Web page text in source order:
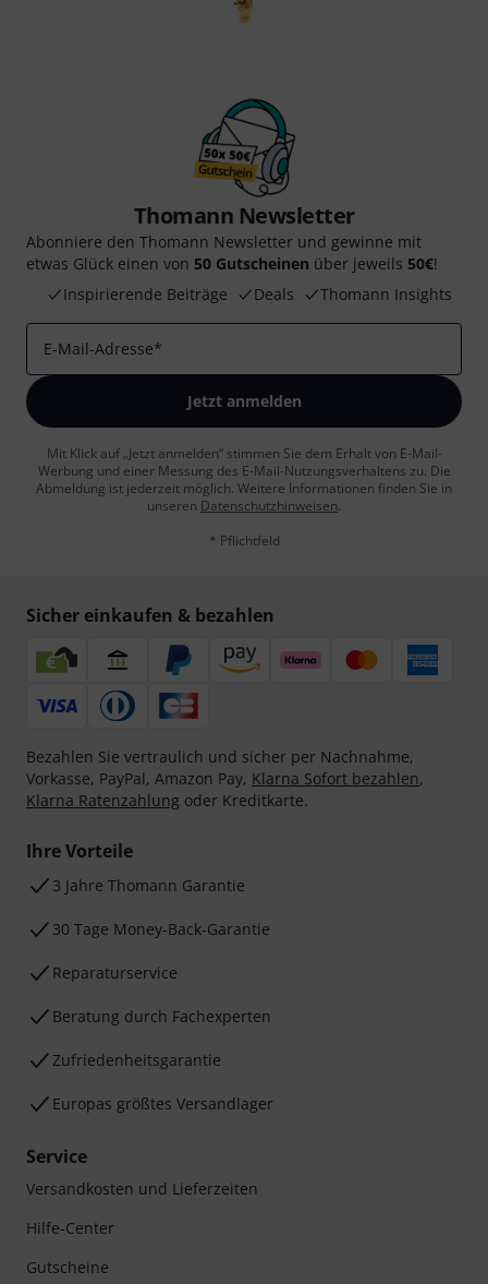
Thomann Newsletter
Abonniere den Thomann Newsletter und gewinne mit
etwas Glück einen von 50 Gutscheinen über jeweils 50€!
Inspirierende Beiträge
Deals Thomann Insights
E-Mail-Adresse*
Jetzt anmelden
Mit Klick auf „Jetzt anmelden“ stimmen Sie dem Erhalt von E-Mail-
Werbung und einer Messung des E-Mail-Nutzungsverhaltens zu. Die
Abmeldung ist jederzeit möglich. Weitere Informationen finden Sie in
unseren Datenschutzhinweisen.
* Pflichtfeld
Sicher einkaufen & bezahlen
Bezahlen Sie vertraulich und sicher per Nachnahme,
Vorkasse, PayPal, Amazon Pay, Klarna Sofort bezahlen,
Klarna Ratenzahlung oder Kreditkarte.
Ihre Vorteile
3 Jahre Thomann Garantie
30 Tage Money-Back-Garantie
Reparaturservice
Beratung durch Fachexperten
Zufriedenheitsgarantie
Europas größtes Versandlager
Service
Versandkosten und Lieferzeiten
Hilfe-Center
Gutscheine